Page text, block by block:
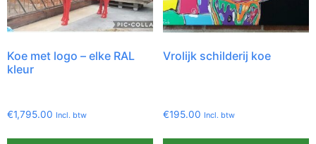
Koe met logo – elke RAL
kleur
€1,795.00 Incl. btw
Vrolijk schilderij koe
€195.00 Incl. btw